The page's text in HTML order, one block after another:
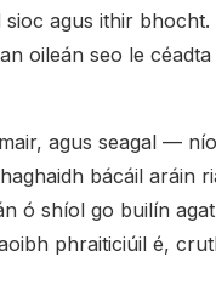
sioc agus ithir
oileán seo le
agus seagal —
bácáil aráin
ó shíol go builín
phraiticiúil é,